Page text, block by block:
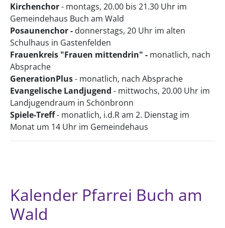
Kirchenchor- montags, 20.00 bis 21.30 Uhr im
Gemeindehaus Buch am Wald
Posaunenchor - donnerstags, 20 Uhr im alten
Schulhaus in Gastenfelden
Frauenkreis "Frauen mittendrin" - monatlich, nach
Absprache
GenerationPlus- monatlich, nach Absprache
Evangelische Landjugend - mittwochs, 20.00 Uhr im
Landjugendraum in Schönbronn
Spiele-Treff- monatlich, i.d.R am 2. Dienstag im
Monat um 14 Uhr im Gemeindehaus
Kalender Pfarrei Buch am
Wald